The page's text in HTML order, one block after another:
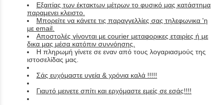
Εξαιτίας των έκτακτων μέτρων το φυσικό μας κατάστημα
παραμενει κλειστο.
Μπορείτε να κάνετε τις παραγγελλίες σας τηλεφωνικα 'η
με email.
Aποστολές γίνονται με courier μεταφορικες εταιρίες ή με
δικα μας μέσα κατόπιν συννόησης.
Η πληρωμή γίνετε σε εναν από τους λογαριασμούς της
ιστοσελίδας μας.
Σάς ευχόμαστε υγεία & χρόνια καλά !!!!!
Γιαυτό μεινετε σπίτι και ερχόμαστε εμείς σε εσάς!!!!